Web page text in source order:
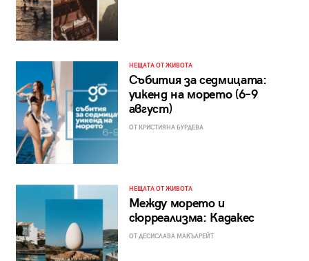
НЕЩАТА ОТ ЖИВОТА
Събития за седмицата:
уикенд на морето (6–9
август)
ОТ КРИСТИЯНА БУРДЕВА
НЕЩАТА ОТ ЖИВОТА
Между морето и
сюрреализма: Кадакес
ОТ ДЕСИСЛАВА МАКЪЛРЕЙТ